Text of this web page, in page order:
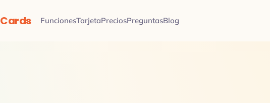
Cards FuncionesTarjetaPreciosPreguntasBlog